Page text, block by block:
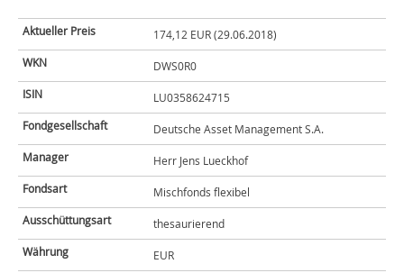
Aktueller Preis
174,12 EUR (29.06.2018)
WKN
DWS0R0
ISIN
LU0358624715
Fondgesellschaft
Deutsche Asset Management S.A.
Manager
Herr Jens Lueckhof
Fondsart
Mischfonds flexibel
Ausschüttungsart
thesaurierend
Währung
EUR